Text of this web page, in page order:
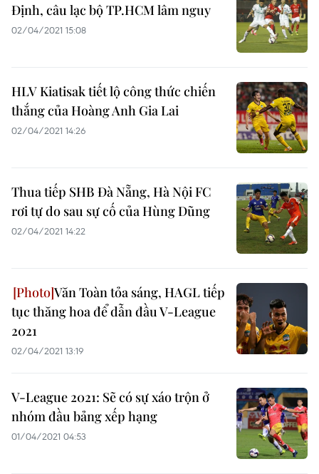
Định, câu lạc bộ TP.HCM lâm nguy
02/04/2021 15:08
HLV Kiatisak tiết lộ công thức chiến
thắng của Hoàng Anh Gia Lai
02/04/2021 14:26
Thua tiếp SHB Đà Nẵng, Hà Nội FC
rơi tự do sau sự cố của Hùng Dũng
02/04/2021 14:22
Văn Toàn tỏa sáng, HAGL tiếp
tục thăng hoa để dẫn đầu V-League
2021
02/04/2021 13:19
V-League 2021: Sẽ có sự xáo trộn ở
nhóm đầu bảng xếp hạng
01/04/2021 04:53